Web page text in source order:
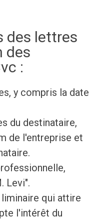
des lettres
des
:
y compris la date
du destinataire,
de l'entreprise et
Levi".
qui attire
l'intérêt du